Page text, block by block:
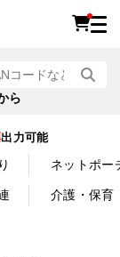
ら
出力可能
ネットポー
介護・保育